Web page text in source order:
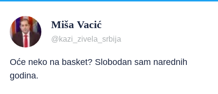
Miša Vacić
@kazi_zivela_srbija
Oće neko na basket? Slobodan sam narednih
godina.